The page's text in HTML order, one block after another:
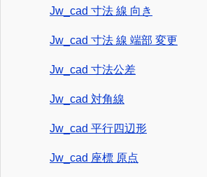
Jw_cad 寸法 線 向き
Jw_cad 寸法 線 端部 変更
Jw_cad 寸法公差
Jw_cad 対角線
Jw_cad 平行四辺形
Jw_cad 座標 原点